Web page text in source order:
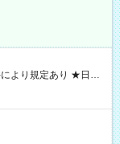
GET♪ お仕事後はコ
間】試